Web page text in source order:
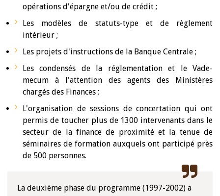
opérations d'épargne et/ou de crédit ;
Les modèles de statuts-type et de règlement
intérieur ;
Les projets d'instructions de la Banque Centrale ;
Les condensés de la réglementation et le Vade-
mecum à l'attention des agents des Ministères
chargés des Finances ;
L'organisation de sessions de concertation qui ont
permis de toucher plus de 1300 intervenants dans le
secteur de la finance de proximité et la tenue de
séminaires de formation auxquels ont participé près
de 500 personnes.
La deuxième phase du programme (1997-2002) a